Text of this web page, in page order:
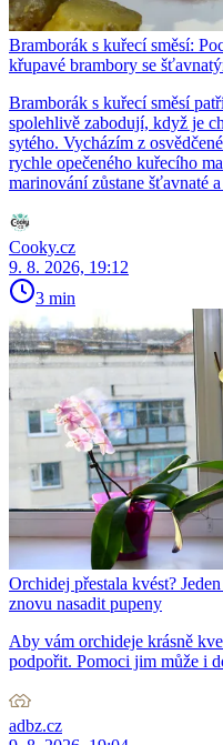
Bramborák s kuřecí směsí:
křupavé brambory se
Bramborák s kuřecí směsí
spolehlivě zabodují, když je
sytého. Vycházím z
rychle opečeného kuřecího
marinování zůstane šťavnaté
Cooky.cz
9. 8. 2026, 19:12
3 min
Orchidej přestala kvést?
znovu nasadit pupeny
Aby vám orchideje krásně
podpořit. Pomoci jim může i
adbz.cz